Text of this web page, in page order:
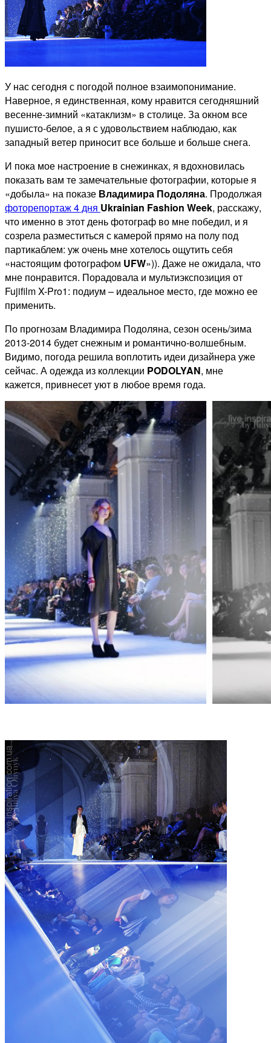
У нас сегодня с погодой полное взаимопонимание.
Наверное, я единственная, кому нравится сегодняшний
весенне-зимний «катаклизм» в столице. За окном все
пушисто-белое, а я с удовольствием наблюдаю, как
западный ветер приносит все больше и больше снега.
И пока мое настроение в снежинках, я вдохновилась
показать вам те замечательные фотографии, которые я
«добыла» на показе Владимира Подоляна. Продолжая
фоторепортаж 4 дня Ukrainian Fashion Week, расскажу,
что именно в этот день фотограф во мне победил, и я
созрела разместиться с камерой прямо на полу под
партикаблем: уж очень мне хотелось ощутить себя
«настоящим фотографом UFW»)). Даже не ожидала, что
мне понравится. Порадовала и мультиэкспозиция от
Fujifilm X-Pro1: подиум – идеальное место, где можно ее
применить.
По прогнозам Владимира Подоляна, сезон осень/зима
2013-2014 будет снежным и романтично-волшебным.
Видимо, погода решила воплотить идеи дизайнера уже
сейчас. А одежда из коллекции PODOLYAN, мне
кажется, привнесет уют в любое время года.